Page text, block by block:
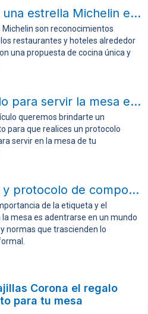
¿Qué es una estrella Michelin en cocina?
Michelin son reconocimientos
restaurantes y hoteles alrededor
una propuesta de cocina única y
Protocolo para servir la mesa en tu restaurante
queremos brindarte un
para que realices un protocolo
servir en la mesa de tu
Etiqueta y protocolo de comportamientos en la mesa
de la etiqueta y el
mesa es adentrarse en un mundo
normas que trascienden lo
Corona el regalo
para tu mesa